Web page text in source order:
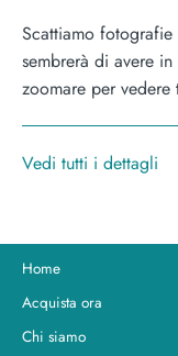
Scattiamo
sembrerà di avere
zoomare per
Vedi tutti i dettagli
Home
Acquista ora
Chi siamo